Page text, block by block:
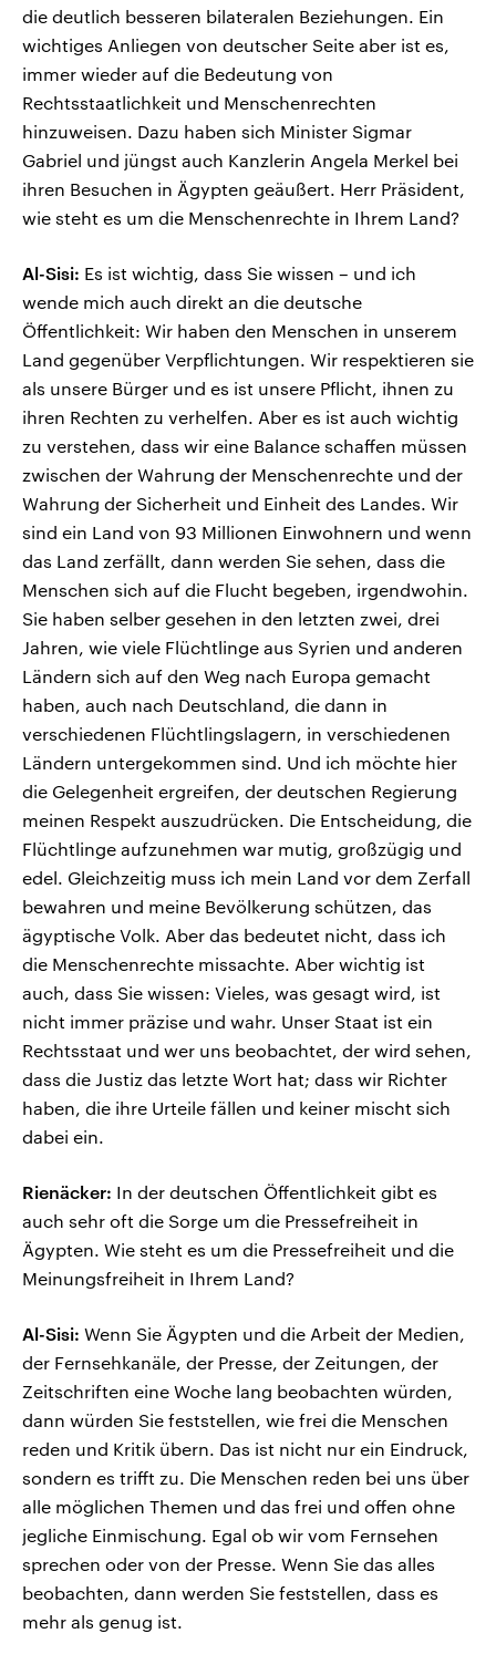
die deutlich besseren bilateralen Beziehungen. Ein
wichtiges Anliegen von deutscher Seite aber ist es,
immer wieder auf die Bedeutung von
Rechtsstaatlichkeit und Menschenrechten
hinzuweisen. Dazu haben sich Minister Sigmar
Gabriel und jüngst auch Kanzlerin Angela Merkel bei
ihren Besuchen in Ägypten geäußert. Herr Präsident,
wie steht es um die Menschenrechte in Ihrem Land?
Al-Sisi: Es ist wichtig, dass Sie wissen – und ich
wende mich auch direkt an die deutsche
Öffentlichkeit: Wir haben den Menschen in unserem
Land gegenüber Verpflichtungen. Wir respektieren sie
als unsere Bürger und es ist unsere Pflicht, ihnen zu
ihren Rechten zu verhelfen. Aber es ist auch wichtig
zu verstehen, dass wir eine Balance schaffen müssen
zwischen der Wahrung der Menschenrechte und der
Wahrung der Sicherheit und Einheit des Landes. Wir
sind ein Land von 93 Millionen Einwohnern und wenn
das Land zerfällt, dann werden Sie sehen, dass die
Menschen sich auf die Flucht begeben, irgendwohin.
Sie haben selber gesehen in den letzten zwei, drei
Jahren, wie viele Flüchtlinge aus Syrien und anderen
Ländern sich auf den Weg nach Europa gemacht
haben, auch nach Deutschland, die dann in
verschiedenen Flüchtlingslagern, in verschiedenen
Ländern untergekommen sind. Und ich möchte hier
die Gelegenheit ergreifen, der deutschen Regierung
meinen Respekt auszudrücken. Die Entscheidung, die
Flüchtlinge aufzunehmen war mutig, großzügig und
edel. Gleichzeitig muss ich mein Land vor dem Zerfall
bewahren und meine Bevölkerung schützen, das
ägyptische Volk. Aber das bedeutet nicht, dass ich
die Menschenrechte missachte. Aber wichtig ist
auch, dass Sie wissen: Vieles, was gesagt wird, ist
nicht immer präzise und wahr. Unser Staat ist ein
Rechtsstaat und wer uns beobachtet, der wird sehen,
dass die Justiz das letzte Wort hat; dass wir Richter
haben, die ihre Urteile fällen und keiner mischt sich
dabei ein.
Rienäcker: In der deutschen Öffentlichkeit gibt es
auch sehr oft die Sorge um die Pressefreiheit in
Ägypten. Wie steht es um die Pressefreiheit und die
Meinungsfreiheit in Ihrem Land?
Al-Sisi: Wenn Sie Ägypten und die Arbeit der Medien,
der Fernsehkanäle, der Presse, der Zeitungen, der
Zeitschriften eine Woche lang beobachten würden,
dann würden Sie feststellen, wie frei die Menschen
reden und Kritik übern. Das ist nicht nur ein Eindruck,
sondern es trifft zu. Die Menschen reden bei uns über
alle möglichen Themen und das frei und offen ohne
jegliche Einmischung. Egal ob wir vom Fernsehen
sprechen oder von der Presse. Wenn Sie das alles
beobachten, dann werden Sie feststellen, dass es
mehr als genug ist.